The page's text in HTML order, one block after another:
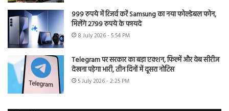
999 रुपये में रिजर्व करें Samsung का नया फोल्डेबल फोन,
मिलेंगे 2799 रुपये के फायदे
8 July 2026 - 5:54 PM
Telegram पर सरकार का बड़ा एक्शन, फिल्में और वेब सीरीज
देखना पड़ेगा भारी, तीन दिनों में दूसरा नोटिस
5 July 2026 - 2:25 PM